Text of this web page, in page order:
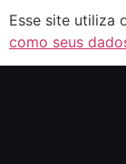
Esse site utiliza
como seus